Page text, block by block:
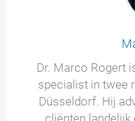
Dr. Marco Rogert
specialist in twee
Düsseldorf. Hij
cliënten landelijk